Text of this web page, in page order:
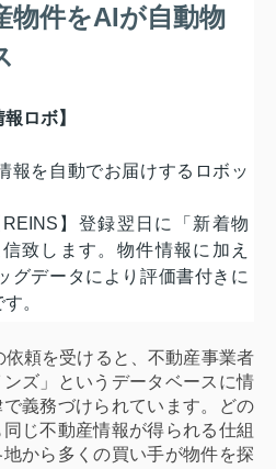
物件をAIが自動物
ロボ】
報を自動でお届けするロボッ
】登録翌日に「新着物
致します。物件情報に加え
グデータにより評価書付きに
。
頼を受けると、不動産事業者
ズ」というデータベースに情
義務づけられています。どの
じ不動産情報が得られる仕組
から多くの買い手が物件を探